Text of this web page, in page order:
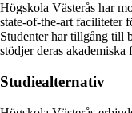
Högskola Västerås har
state-of-the-art faciliteter
Studenter har tillgång till
stödjer deras akademiska
Studiealternativ